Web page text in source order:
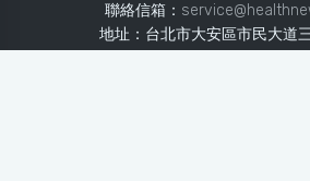
聯絡信箱：
地址：台北市大安區市民大道